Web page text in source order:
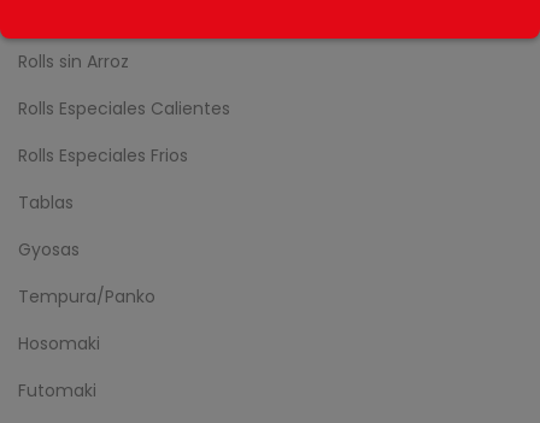
Rolls sin Arroz
Rolls Especiales Calientes
Rolls Especiales Frios
Tablas
Gyosas
Tempura/Panko
Hosomaki
Futomaki